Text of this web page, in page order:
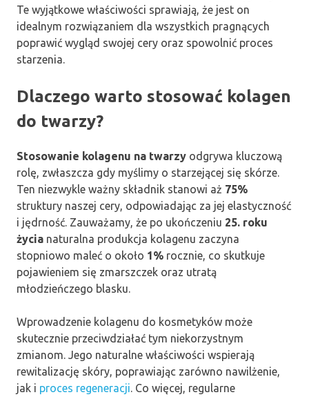
Te wyjątkowe właściwości sprawiają, że jest on
idealnym rozwiązaniem dla wszystkich pragnących
poprawić wygląd swojej cery oraz spowolnić proces
starzenia.
Dlaczego warto stosować kolagen
do twarzy?
Stosowanie kolagenu na twarzy odgrywa kluczową
rolę, zwłaszcza gdy myślimy o starzejącej się skórze.
Ten niezwykle ważny składnik stanowi aż 75%
struktury naszej cery, odpowiadając za jej elastyczność
i jędrność. Zauważamy, że po ukończeniu 25. roku
życia naturalna produkcja kolagenu zaczyna
stopniowo maleć o około 1% rocznie, co skutkuje
pojawieniem się zmarszczek oraz utratą
młodzieńczego blasku.
Wprowadzenie kolagenu do kosmetyków może
skutecznie przeciwdziałać tym niekorzystnym
zmianom. Jego naturalne właściwości wspierają
rewitalizację skóry, poprawiając zarówno nawilżenie,
jak i proces regeneracji. Co więcej, regularne